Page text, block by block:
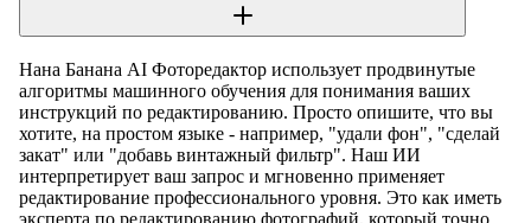
Нана Банана AI Фоторедактор использует продвинутые
алгоритмы машинного обучения для понимания ваших
инструкций по редактированию. Просто опишите, что вы
хотите, на простом языке - например, "удали фон", "сделай
закат" или "добавь винтажный фильтр". Наш ИИ
интерпретирует ваш запрос и мгновенно применяет
редактирование профессионального уровня. Это как иметь
эксперта по редактированию фотографий, который точно